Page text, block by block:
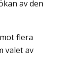
av den
flera
valet av